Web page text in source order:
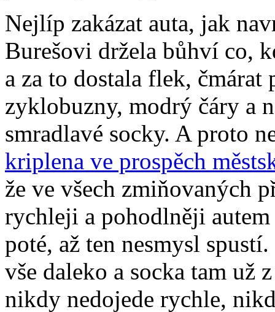
Nejlíp zakázat auta, jak
Burešovi držela bůhví co,
a za to dostala flek,
zyklobuzny, modrý čáry a
smradlavé socky. A proto
kriplena ve prospěch
že ve všech zmiňovaných
rychleji a pohodlněji
poté, až ten nesmysl
vše daleko a socka tam už
nikdy nedojede rychle,